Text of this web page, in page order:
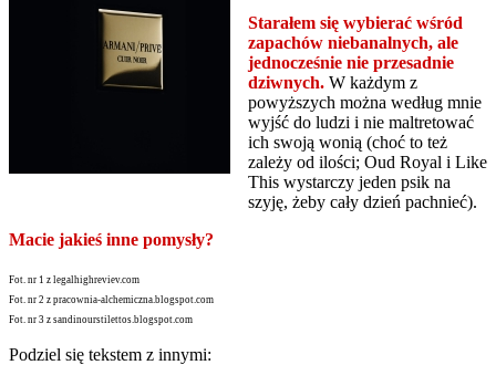
Starałem się wybierać wśród
zapachów niebanalnych, ale
jednocześnie nie przesadnie
dziwnych. W każdym z
powyższych można według mnie
wyjść do ludzi i nie maltretować
ich swoją wonią (choć to też
zależy od ilości; Oud Royal i Like
This wystarczy jeden psik na
szyję, żeby cały dzień pachnieć).
Macie jakieś inne pomysły?
Fot. nr 1 z legalhighreviev.com
Fot. nr 2 z pracownia-alchemiczna.blogspot.com
Fot. nr 3 z sandinourstilettos.blogspot.com
Podziel się tekstem z innymi: